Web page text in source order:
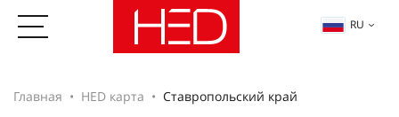
RU
Главная HED карта Ставропольский край